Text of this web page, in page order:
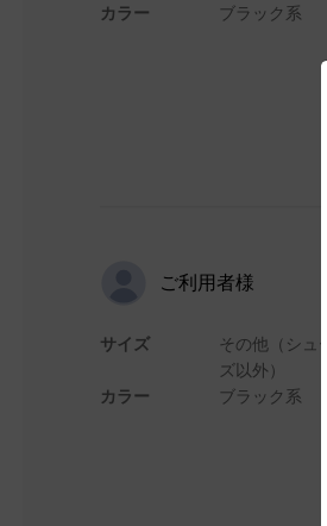
カラー
ブラック系
ご利用者様
サイズ
カラー
その他（シュー
ズ以外）
ブラック系